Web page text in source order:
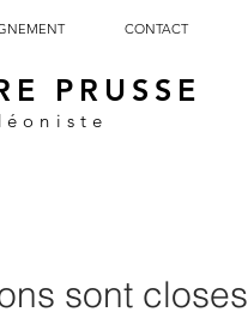
CONTACT
PRUSSE
sont closes